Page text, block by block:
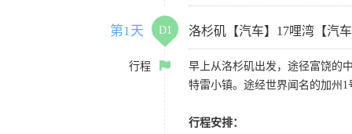
第1天 D1 洛杉矶【汽车】17哩湾【汽
行程
早上从洛杉矶出发，途径富饶的
特雷小镇。途经世界闻名的加州
行程安排：